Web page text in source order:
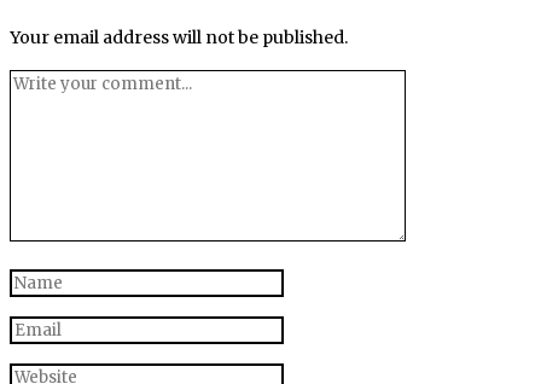
Your email address will not be published.